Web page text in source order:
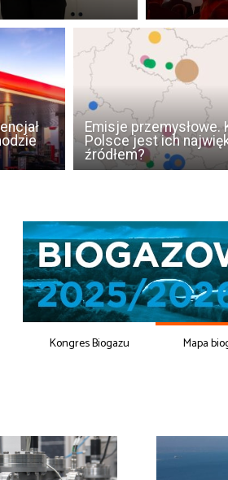
Emisje przemysłowe.
Polsce jest ich
źródłem?
Kongres Biogazu Mapa